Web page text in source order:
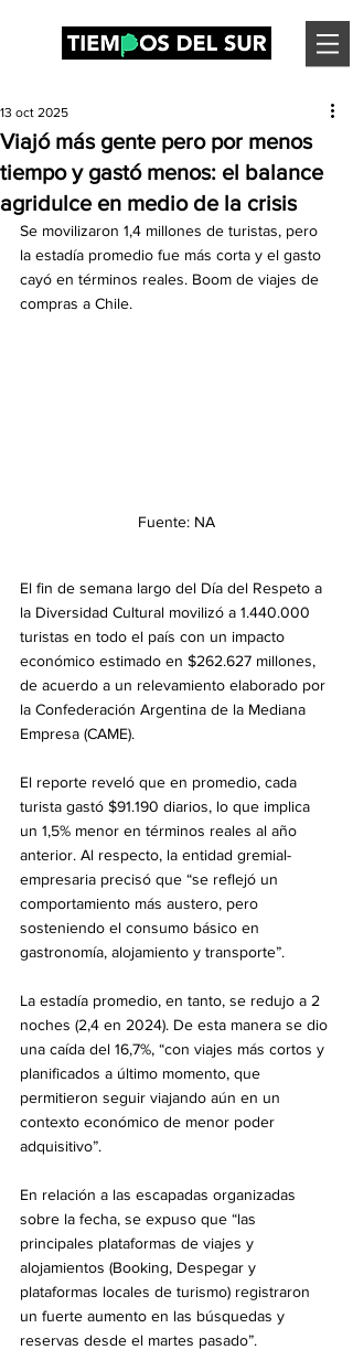
Viajó más gente pero por menos
tiempo y gastó menos: el balance
agridulce en medio de la crisis
13 oct 2025
Se movilizaron 1,4 millones de turistas, pero
la estadía promedio fue más corta y el gasto
cayó en términos reales. Boom de viajes de
compras a Chile.
Fuente: NA
El fin de semana largo del Día del Respeto a
la Diversidad Cultural movilizó a 1.440.000
turistas en todo el país con un impacto
económico estimado en $262.627 millones,
de acuerdo a un relevamiento elaborado por
la Confederación Argentina de la Mediana
Empresa (CAME).
El reporte reveló que en promedio, cada
turista gastó $91.190 diarios, lo que implica
un 1,5% menor en términos reales al año
anterior. Al respecto, la entidad gremial-
empresaria precisó que “se reflejó un
comportamiento más austero, pero
sosteniendo el consumo básico en
gastronomía, alojamiento y transporte”.
La estadía promedio, en tanto, se redujo a 2
noches (2,4 en 2024). De esta manera se dio
una caída del 16,7%, “con viajes más cortos y
planificados a último momento, que
permitieron seguir viajando aún en un
contexto económico de menor poder
adquisitivo”.
En relación a las escapadas organizadas
sobre la fecha, se expuso que “las
principales plataformas de viajes y
alojamientos (Booking, Despegar y
plataformas locales de turismo) registraron
un fuerte aumento en las búsquedas y
reservas desde el martes pasado”.